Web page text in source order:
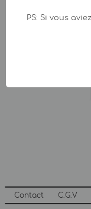
Contact C.G.V
PS: Si vous